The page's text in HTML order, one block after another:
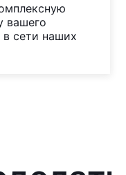
вашего
сети наших